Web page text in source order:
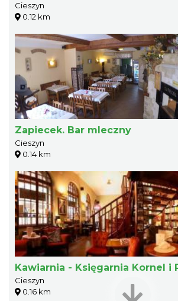
Cieszyn
0.12 km
Zapiecek. Bar mleczny
Cieszyn
0.14 km
Kawiarnia - Księgarnia Kornel i
Cieszyn
0.16 km